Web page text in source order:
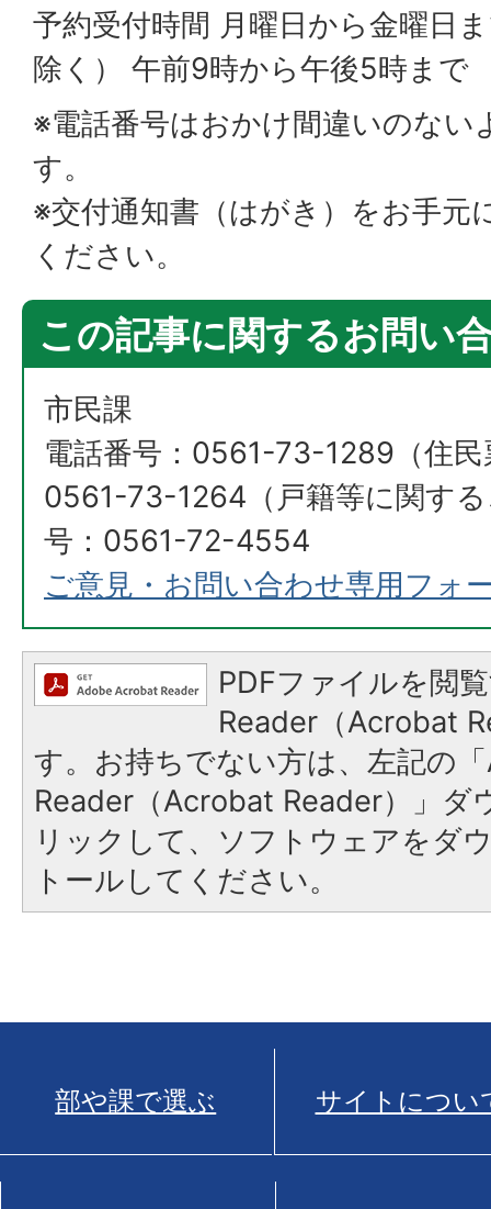
予約受付時間 月曜日から金曜日
除く） 午前9時から午後5時まで
※電話番号はおかけ間違いのない
す。
※交付通知書（はがき）をお手元
ください。
この記事に関するお問い
市民課
電話番号：0561-73-1289（住
0561-73-1264（戸籍等に関す
号：0561-72-4554
ご意見・お問い合わせ専用フォ
PDFファイルを閲
Reader（Acrobat
す。お持ちでない方は、左記の
Reader（Acrobat Reader）」ダ
リックして、ソフトウェアをダ
トールしてください。
部や課で選ぶ サイトについ